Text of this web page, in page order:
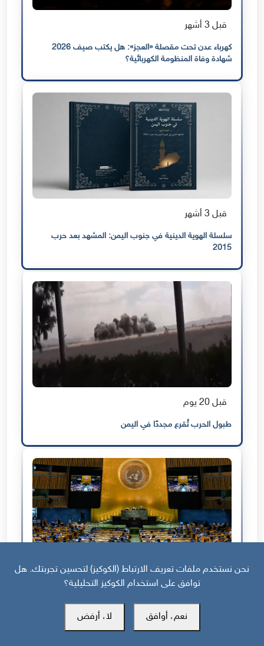
قبل 3 أشهر
كهرباء عدن تحت مقصلة «العجز»: هل يكتب صيف 2026
شهادة وفاة المنظومة الكهربائية؟
قبل 3 أشهر
سلسلة الهوية الدينية في جنوب اليمن: المشهد بعد حرب
2015
قبل 20 يوم
طبول الحرب تُقرع مجددًا في اليمن
قبل شهرين
كيف كشف تصويت أممي ارتباك السياسة المناخية اليمنية؟
نحن نستخدم ملفات تعريف الارتباط (الكوكيز) لتحسين تجربتك. هل
توافق على استخدام الكوكيز التحليلية؟
نعم، أوافق لا، أرفض